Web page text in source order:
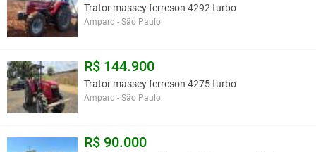
Trator massey ferreson 4292 turbo
Amparo - São Paulo
R$ 144.900
Trator massey ferreson 4275 turbo
Amparo - São Paulo
R$ 90.000